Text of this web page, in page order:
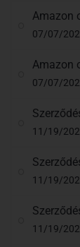
Amazon
07/07/
Amazon
07/07/
11/19/
11/19/
11/19/